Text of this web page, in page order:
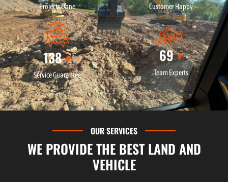
Projects Done Customer Happy
182+
Service Guarantee
91+
Team Experts
OUR SERVICES
WE PROVIDE THE BEST LAND AND
VEHICLE